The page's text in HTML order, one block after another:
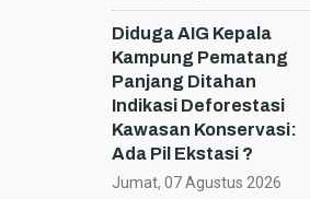
Diduga AIG Kepala
Kampung Pematang
Panjang Ditahan
Indikasi Deforestasi
Kawasan Konservasi:
Ada Pil Ekstasi ?
Jumat, 07 Agustus 2026